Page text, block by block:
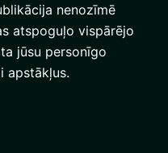
nenozīmē
atspoguļo vispārējo
jūsu personīgo
apstākļus.